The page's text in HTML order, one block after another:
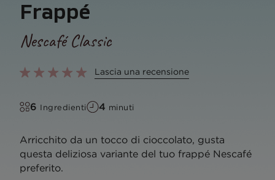
Frappé
Nescafé Classic
Lascia una recensione
6 Ingredienti 4 minuti
Arricchito da un tocco di cioccolato, gusta
questa deliziosa variante del tuo frappé Nescafé
preferito.